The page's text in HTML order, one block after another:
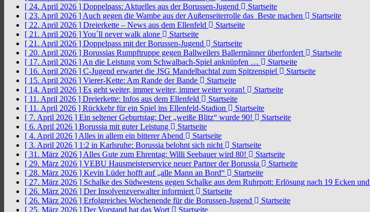
[ 24. April 2026 ] Doppelpass: Aktuelles aus der Borussen-Jugend
Startseite
[ 23. April 2026 ] Auch gegen die Wambe aus der Außenseiterrolle das Beste machen
Startseite
[ 22. April 2026 ] Dreierkette – News aus dem Ellenfeld
Startseite
[ 21. April 2026 ]You´ll never walk alone
Startseite
[ 21. April 2026 ] Doppelpass mit der Borussen-Jugend
Startseite
[ 20. April 2026 ] Borussias Rumpftruppe gegen Ballweilers Ballermänner überfordert
Startseite
[ 17. April 2026 ] An die Leistung vom Schwalbach-Spiel anknüpfen …
Startseite
[ 16. April 2026 ] C-Jugend erwartet die JSG Mandelbachtal zum Spitzenspiel
Startseite
[ 15. April 2026 ] Vierer-Kette: Am Rande der Bande
Startseite
[ 14. April 2026 ] Es geht weiter, immer weiter, immer weiter voran!
Startseite
[ 11. April 2026 ] Dreierkette: Infos aus dem Ellenfeld
Startseite
[ 11. April 2026 ] Rückkehr für ein Spiel ins Ellenfeld-Stadion
Startseite
[ 7. April 2026 ] Ein seltener Geburtstag: Der „weiße Blitz“ wurde 90!
Startseite
[ 6. April 2026 ] Borussia mit guter Leistung
Startseite
[ 4. April 2026 ] Alles in allem ein bitterer Abend
Startseite
[ 3. April 2026 ] 1:2 in Karlsruhe: Borussia belohnt sich nicht
Startseite
[ 31. März 2026 ] Alles Gute zum Ehrentag: Willi Seebauer wird 80!
Startseite
[ 29. März 2026 ] VEBU Hausmeisterservice neuer Partner der Borussia
Startseite
[ 28. März 2026 ] Kevin Lüder hofft auf „alle Mann an Bord“
Startseite
[ 27. März 2026 ] Schalke des Südwestens gegen Schalke aus dem Ruhrpott: Erlösung nach 19 Ecken
[ 26. März 2026 ] Der Insolvenzverwalter informiert
Startseite
[ 26. März 2026 ] Erfolgreiches Wochenende für die Borussen-Jugend
Startseite
[ 25. März 2026 ] Der Vorstand hat das Wort
Startseite